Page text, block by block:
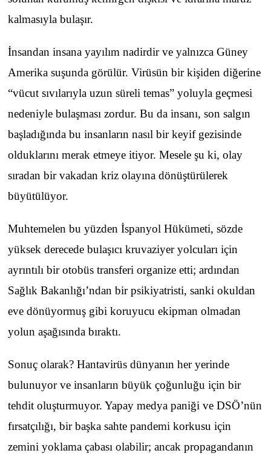
kalmasıyla bulaşır.
İnsandan insana yayılım nadirdir ve yalnızca Güney
Amerika suşunda görülür. Virüsün bir kişiden diğerine
“vücut sıvılarıyla uzun süreli temas” yoluyla geçmesi
nedeniyle bulaşması zordur. Bu da insanı, son salgın
başladığında bu insanların nasıl bir keyif gezisinde
olduklarını merak etmeye itiyor. Mesele şu ki, olay
sıradan bir vakadan kriz olayına dönüştürülerek
büyütülüyor.
Muhtemelen bu yüzden İspanyol Hükümeti, sözde
yüksek derecede bulaşıcı kruvaziyer yolcuları için
ayrıntılı bir otobüs transferi organize etti; ardından
Sağlık Bakanlığı’ndan bir psikiyatristi, sanki okuldan
eve dönüyormuş gibi koruyucu ekipman olmadan
yolun aşağısında bıraktı.
Sonuç olarak? Hantavirüs dünyanın her yerinde
bulunuyor ve insanların büyük çoğunluğu için bir
tehdit oluşturmuyor. Yapay medya paniği ve DSÖ’nün
fırsatçılığı, bir başka sahte pandemi korkusu için
zemini yoklama çabası olabilir; ancak propagandanın